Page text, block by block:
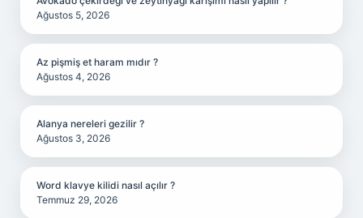
Ağustos 5, 2026
Az pişmiş et haram mıdır ?
Ağustos 4, 2026
Alanya nereleri gezilir ?
Ağustos 3, 2026
Word klavye kilidi nasıl açılır ?
Temmuz 29, 2026